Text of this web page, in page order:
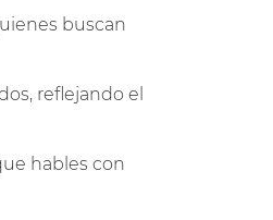
buscan
reflejando el
hables con